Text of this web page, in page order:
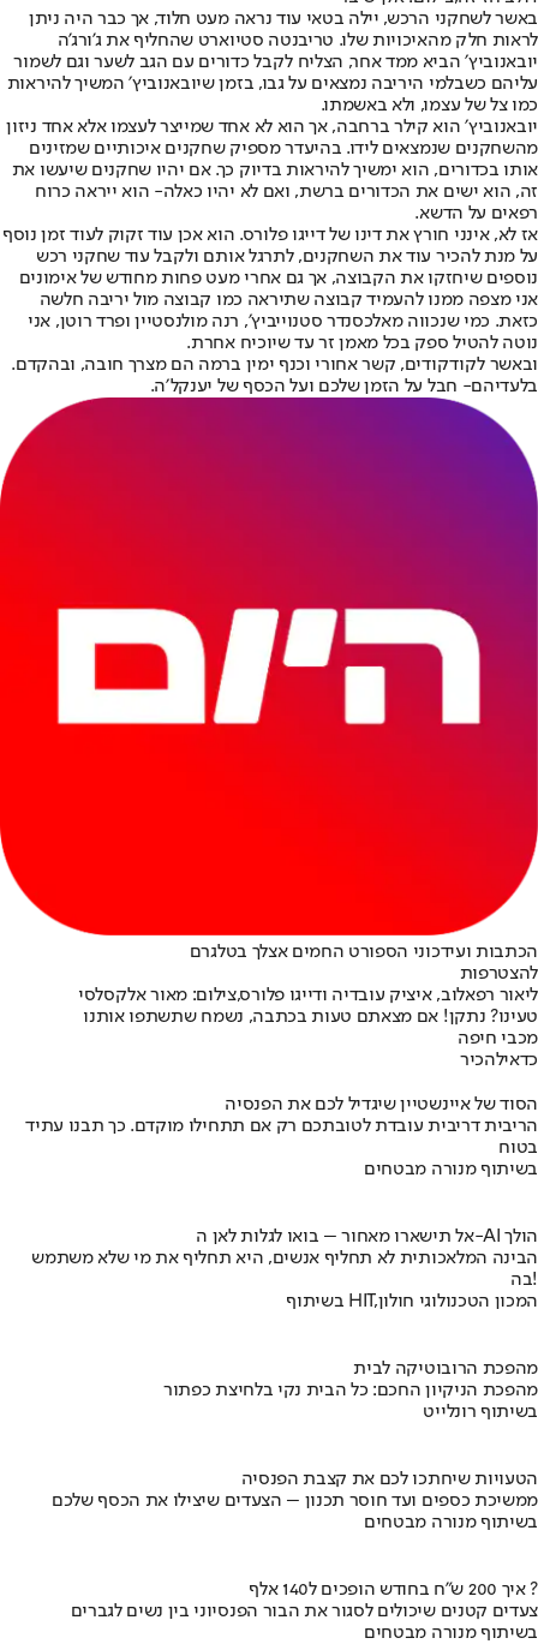
באשר לשחקני הרכש, יילה בטאי עוד נראה מעט חלוד, אך כבר היה ניתן
לראות חלק מהאיכויות שלו. טריבנטה סטיוארט שהחליף את ג'ורג'ה
יובאנוביץ׳ הביא ממד אחר, הצליח לקבל כדורים עם הגב לשער וגם לשמור
עליהם כשבלמי היריבה נמצאים על גבו, בזמן שיובאנוביץ׳ המשיך להיראות
כמו צל של עצמו, ולא באשמתו.
יובאנוביץ׳ הוא קילר ברחבה, אך הוא לא אחד שמייצר לעצמו אלא אחד ניזון
מהשחקנים שנמצאים לידו. בהיעדר מספיק שחקנים איכותיים שמזינים
אותו בכדורים, הוא ימשיך להיראות בדיוק כך. אם יהיו שחקנים שיעשו את
זה, הוא ישים את הכדורים ברשת, ואם לא יהיו כאלה- הוא ייראה כרוח
רפאים על הדשא.
אז לא, אינני חורץ את דינו של דייגו פלורס. הוא אכן עוד זקוק לעוד זמן נוסף
על מנת להכיר עוד את השחקנים, לתרגל אותם ולקבל עוד שחקני רכש
נוספים שיחזקו את הקבוצה, אך גם אחרי מעט פחות מחודש של אימונים
אני מצפה ממנו להעמיד קבוצה שתיראה כמו קבוצה מול יריבה חלשה
כזאת. כמי שנכווה מאלכסנדר סטנוייביץ׳, רנה מולנסטיין ופרד רוטן, אני
נוטה להטיל ספק בכל מאמן זר עד שיוכיח אחרת.
ובאשר לקודקודים, קשר אחורי וכנף ימין ברמה הם מצרך חובה, ובהקדם.
בלעדיהם- חבל על הזמן שלכם ועל הכסף של יענקל׳ה.
הכתבות ועידכוני הספורט החמים אצלך בטלגרם
להצטרפות
ליאור רפאלוב, איציק עובדיה ודייגו פלורס,צילום: מאור אלקסלסי
טעינו? נתקן! אם מצאתם טעות בכתבה, נשמח שתשתפו אותנו
מכבי חיפה
כדאילהכיר
הסוד של איינשטיין שיגדיל לכם את הפנסיה
הריבית דריבית עובדת לטובתכם רק אם תתחילו מוקדם. כך תבנו עתיד
בטוח
בשיתוף מנורה מבטחים
אל תישארו מאחור – בואו לגלות לאן ה-AI הולך
הבינה המלאכותית לא תחליף אנשים, היא תחליף את מי שלא משתמש
בה!
בשיתוף HIT,המכון הטכנולוגי חולון
מהפכת הרובוטיקה לבית
מהפכת הניקיון החכם: כל הבית נקי בלחיצת כפתור
בשיתוף רונלייט
הטעויות שיחתכו לכם את קצבת הפנסיה
ממשיכת כספים ועד חוסר תכנון – הצעדים שיצילו את הכסף שלכם
בשיתוף מנורה מבטחים
איך 200 ש"ח בחודש הופכים ל140 אלף ?
צעדים קטנים שיכולים לסגור את הבור הפנסיוני בין נשים לגברים
בשיתוף מנורה מבטחים